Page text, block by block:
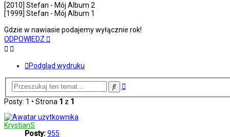
[2010] Stefan - Mój Album 2
[1999] Stefan - Mój Album 1
Gdzie w nawiasie podajemy wyłącznie rok!
ODPOWIEDZ
Podgląd wydruku
SzukajWyszukiwanie
Posty: 1 • Strona 1 z 1
KrystianS
Posty:955